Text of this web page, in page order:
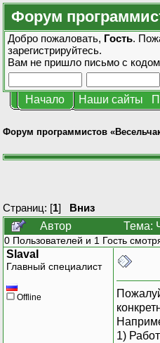
Форум
Добро пожаловать, Гость.
зарегистрируйтесь.
Вам не пришло письмо с
Начало Наши сайты
Форум программистов
Страниц: [1] Вниз
Автор
Тема:
0 Пользователей и 1 Гость
SlavaI
Главный специалист
Offline
1)